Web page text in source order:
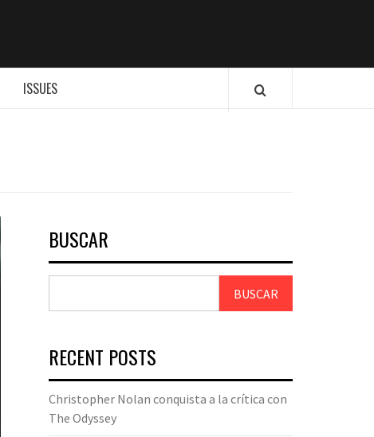
ISSUES
BUSCAR
BUSCAR
RECENT POSTS
Christopher Nolan conquista a la crítica con
The Odyssey